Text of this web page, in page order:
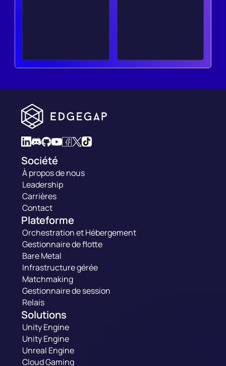
Société
À propos de nous
Leadership
Carrières
Contact
Plateforme
Orchestration et Hébergement
Gestionnaire de flotte
Bare Metal
Infrastructure gérée
Matchmaking
Gestionnaire de session
Relais
Solutions
Unity Engine
Unity Engine
Unreal Engine
Cloud Gaming